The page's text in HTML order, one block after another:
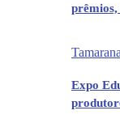
Tamarana
Expo